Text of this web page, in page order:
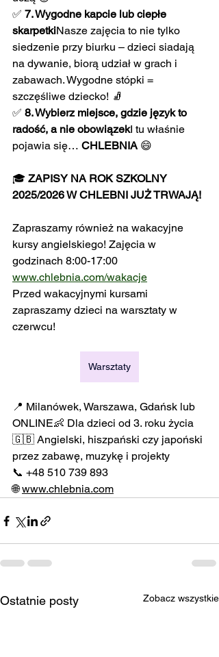
✅ 7. Wygodne kapcie lub ciepłe
skarpetkiNasze zajęcia to nie tylko
siedzenie przy biurku – dzieci siadają
na dywanie, biorą udział w grach i
zabawach. Wygodne stópki =
szczęśliwe dziecko! 🧦
✅ 8. Wybierz miejsce, gdzie język to
radość, a nie obowiązekI tu właśnie
pojawia się… CHLEBNIA 😄
🎓 ZAPISY NA ROK SZKOLNY
2025/2026 W CHLEBNI JUŻ TRWAJĄ!
Zapraszamy również na wakacyjne
kursy angielskiego! Zajęcia w
godzinach 8:00-17:00
www.chlebnia.com/wakacje
Przed wakacyjnymi kursami
zapraszamy dzieci na warsztaty w
czerwcu!
Warsztaty
📍 Milanówek, Warszawa, Gdańsk lub
ONLINE👶 Dla dzieci od 3. roku życia
🇬🇧 Angielski, hiszpański czy japoński
przez zabawę, muzykę i projekty
📞 +48 510 739 893
🌐 www.chlebnia.com
Ostatnie posty Zobacz wszystkie